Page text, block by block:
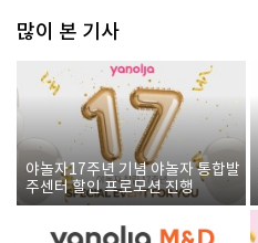
많이 본 기사
야놀자17주년 기념 야놀자 통합발
주센터 할인 프로모션 진행